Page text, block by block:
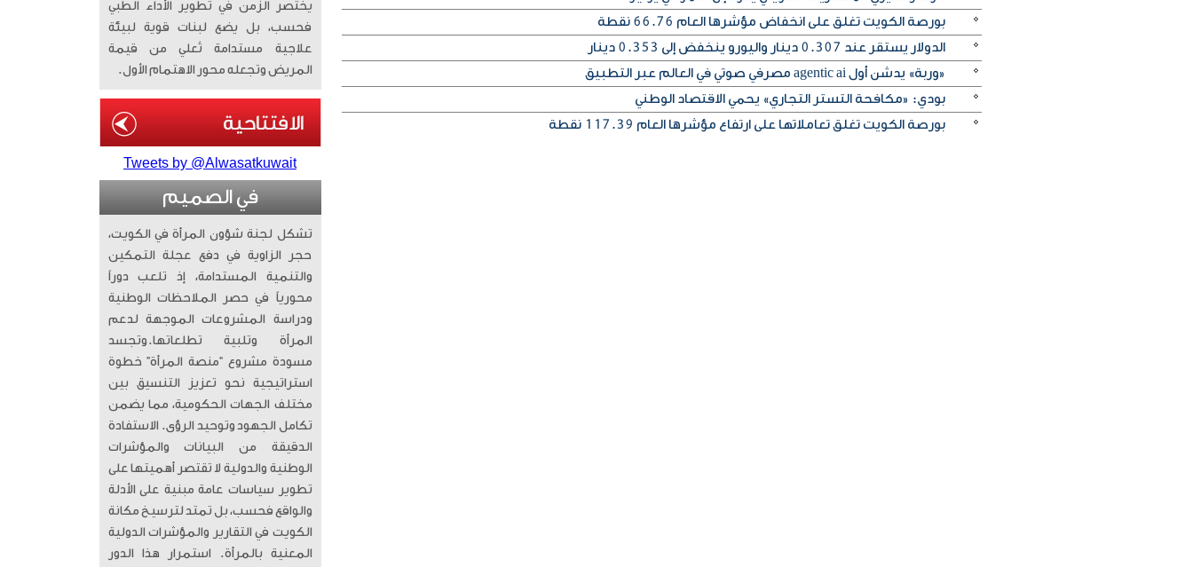
بورصة الكويت تغلق على انخفاض مؤشرها العام 66.76 نقطة
الدولار يستقر عند 0.307 دينار واليورو ينخفض إلى 0.353 دينار
«وربة» يدشن أول agentic ai مصرفي صوتي في العالم عبر التطبيق
بودي: «مكافحة التستر التجاري» يحمي الاقتصاد الوطني
بورصة الكويت تغلق تعاملاتها على ارتفاع مؤشرها العام 117.39 نقطة
يختصر الزمن في تطوير الأداء الطبي
فحسب، بل يضع لبنات قوية لبيئة
علاجية مستدامة تُعلي من قيمة
المريض وتجعله محور الاهتمام الأول.
Tweets by @Alwasatkuwait
في الصميم
تشكل لجنة شؤون المرأة في الكويت،
حجر الزاوية في دفع عجلة التمكين
والتنمية المستدامة، إذ تلعب دوراً
محورياً في حصر الملاحظات الوطنية
ودراسة المشروعات الموجهة لدعم
المرأة وتلبية تطلعاتها. ​وتجسد
مسودة مشروع “منصة المرأة” خطوة
استراتيجية نحو تعزيز التنسيق بين
مختلف الجهات الحكومية، مما يضمن
تكامل الجهود وتوحيد الرؤى. الاستفادة
الدقيقة من البيانات والمؤشرات
الوطنية والدولية لا تقتصر أهميتها على
تطوير سياسات عامة مبنية على الأدلة
والواقع فحسب، بل تمتد لترسيخ مكانة
الكويت في التقارير والمؤشرات الدولية
المعنية بالمرأة. ​ استمرار هذا الدور